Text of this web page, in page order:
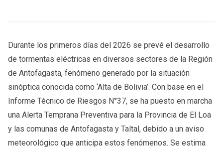
Durante los primeros días del 2026 se prevé el desarrollo
de tormentas eléctricas en diversos sectores de la Región
de Antofagasta, fenómeno generado por la situación
sinóptica conocida como ‘Alta de Bolivia’. Con base en el
Informe Técnico de Riesgos N°37, se ha puesto en marcha
una Alerta Temprana Preventiva para la Provincia de El Loa
y las comunas de Antofagasta y Taltal, debido a un aviso
meteorológico que anticipa estos fenómenos. Se estima